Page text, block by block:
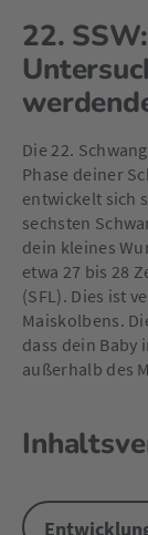
22.
Die 22.
Phase deiner
entwickelt sich
sechsten
dein kleines
etwa 27 bis 28
(SFL). Dies ist
Maiskolbens.
dass dein Baby
außerhalb des